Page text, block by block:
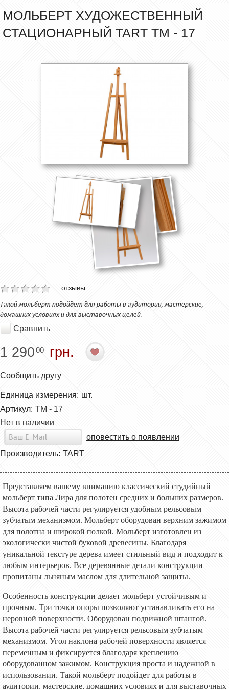
МОЛЬБЕРТ ХУДОЖЕСТВЕННЫЙ
СТАЦИОНАРНЫЙ TART ТМ - 17
отзывы
Такой мольберт подойдет для работы в аудитории, мастерские,
домашних условиях и для выставочных целей.
Сравнить
1 29000 грн.
Сообщить другу
Единица измерения: шт.
Артикул: ТМ - 17
Нет в наличии
оповестить о появлении
Производитель: TART
Представляем вашему вниманию классический студийный
мольберт типа Лира для полотен средних и больших размеров.
Высота рабочей части регулируется удобным рельсовым
зубчатым механизмом. Мольберт оборудован верхним зажимом
для полотна и широкой полкой. Мольберт изготовлен из
экологически чистой буковой древесины. Благодаря
уникальной текстуре дерева имеет стильный вид и подходит к
любым интерьеров. Все деревянные детали конструкции
пропитаны льняным маслом для длительной защиты.
Особенность конструкции делает мольберт устойчивым и
прочным. Три точки опоры позволяют устанавливать его на
неровной поверхности. Оборудован подвижной штангой.
Высота рабочей части регулируется рельсовым зубчатым
механизмом. Угол наклона рабочей поверхности является
переменным и фиксируется благодаря креплению
оборудованном зажимом. Конструкция проста и надежной в
использовании. Такой мольберт подойдет для работы в
аудитории, мастерские, домашних условиях и для выставочных